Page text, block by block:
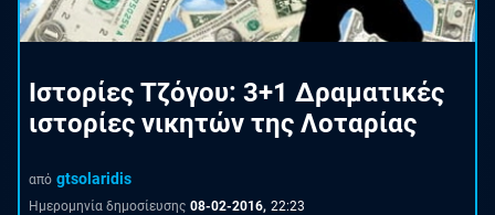
Ιστορίες Τζόγου: 3+1 Δραματικές
ιστορίες νικητών της Λοταρίας
από gtsolaridis
Ημερομηνία δημοσίευσης 08-02-2016, 22:23